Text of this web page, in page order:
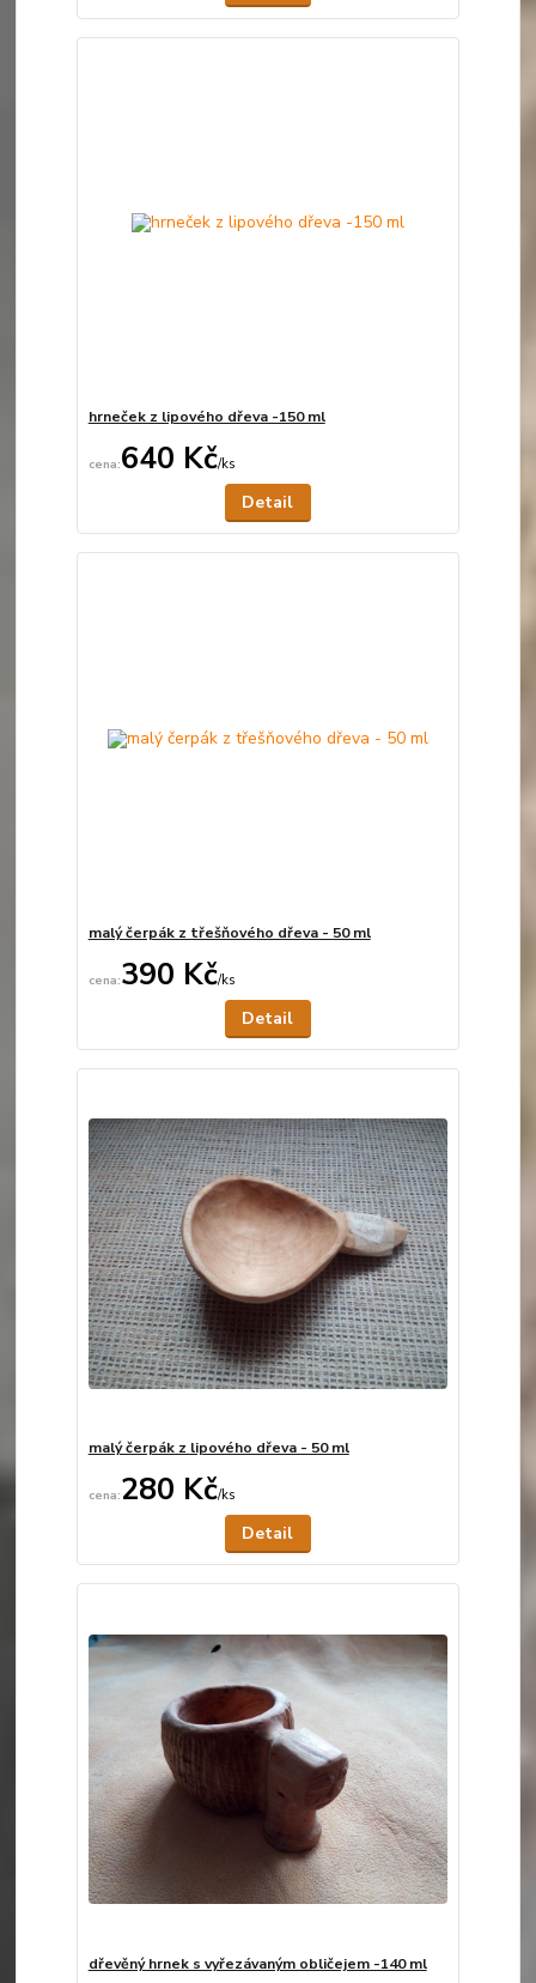
hrneček z lipového dřeva -150 ml
640 Kč/ks
Detail
malý čerpák z třešňového dřeva - 50 ml
390 Kč/ks
Detail
malý čerpák z lipového dřeva - 50 ml
280 Kč/ks
Detail
dřevěný hrnek s vyřezávaným obličejem -140 ml